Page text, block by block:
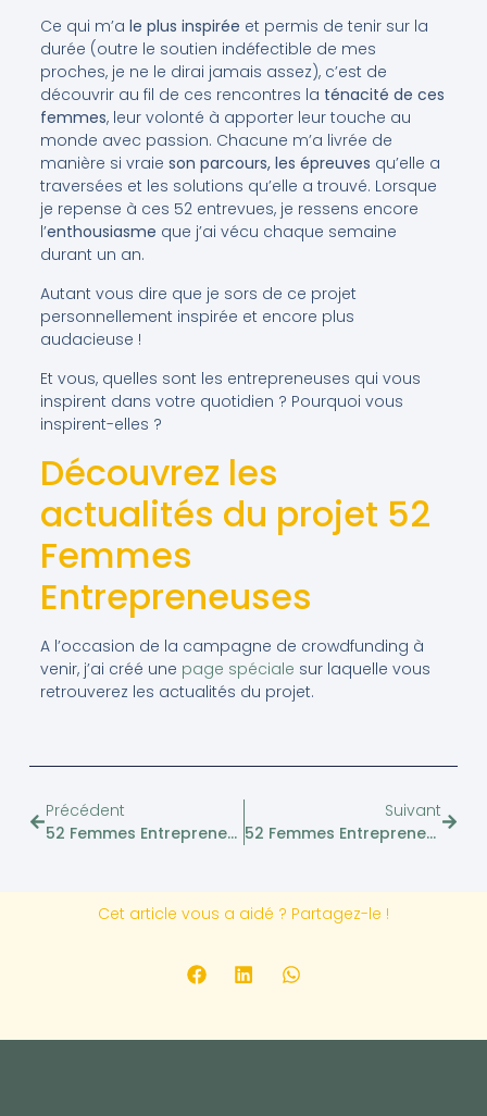
Ce qui m’a le plus inspirée et permis de tenir sur la
durée (outre le soutien indéfectible de mes
proches, je ne le dirai jamais assez), c’est de
découvrir au fil de ces rencontres la ténacité de ces
femmes, leur volonté à apporter leur touche au
monde avec passion. Chacune m’a livrée de
manière si vraie son parcours, les épreuves qu’elle a
traversées et les solutions qu’elle a trouvé. Lorsque
je repense à ces 52 entrevues, je ressens encore
l’enthousiasme que j’ai vécu chaque semaine
durant un an.
Autant vous dire que je sors de ce projet
personnellement inspirée et encore plus
audacieuse !
Et vous, quelles sont les entrepreneuses qui vous
inspirent dans votre quotidien ? Pourquoi vous
inspirent-elles ?
Découvrez les
actualités du projet 52
Femmes
Entrepreneuses
A l’occasion de la campagne de crowdfunding à
venir, j’ai créé une page spéciale sur laquelle vous
retrouverez les actualités du projet.
Précédent
52 Femmes Entrepreneuses – Oumkaltoum El Maslohi, Fondatrice D’Alphath
Suivant
52 Femmes Entrepreneuses – Marguerite Nguyen, Brasseuse
Cet article vous a aidé ? Partagez-le !